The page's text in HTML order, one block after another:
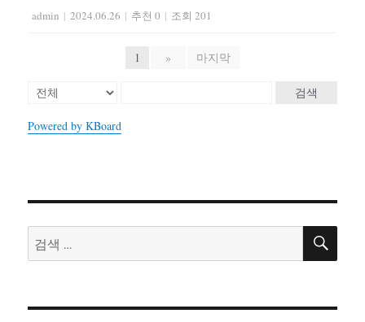
admin | 2024.06.26 | 추천 0 | 조회 201
1 » 마지막
검색
Powered by KBoard
검
색:
검